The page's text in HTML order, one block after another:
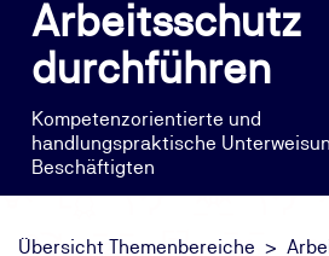
Arbeitsschutz
durchführen
Kompetenzorientierte und
handlungspraktische
Beschäftigten
Übersicht Themenbereiche